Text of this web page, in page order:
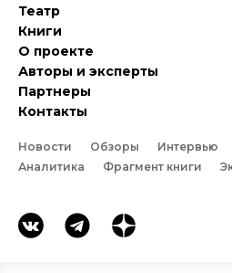
Театр
Книги
О проекте
Авторы и эксперты
Партнеры
Контакты
Новости Обзоры Интервью
Аналитика
Фрагмент книги